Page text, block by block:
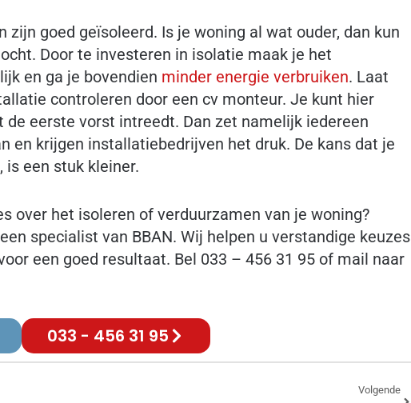
zijn goed geïsoleerd. Is je woning al wat ouder, dan kun
Door te investeren in isolatie maak je het
en ga je bovendien minder energie verbruiken. Laat
controleren door een cv monteur. Je kunt hier
eerste vorst intreedt. Dan zet namelijk iedereen
en krijgen installatiebedrijven het druk. De kans dat je
is een stuk kleiner.
over het isoleren of verduurzamen van je woning?
specialist van BBAN. Wij helpen u verstandige keuzes
een goed resultaat. Bel 033 – 456 31 95 of mail naar
033 - 456 31 95
Volgende